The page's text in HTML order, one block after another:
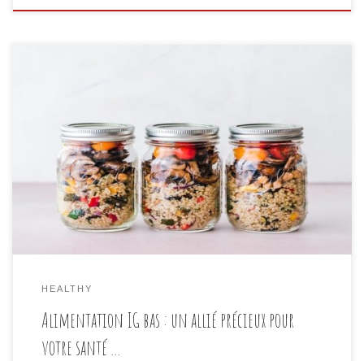
aujourd’hui comme une solution naturelle pour
améliorer sa santé, stabiliser son poids et prévenir
certaines pathologies chroniques. Que vous cherchiez
à réguler votre glycémie, à perdre du poids ou
simplement à adopter une alimentation plus
équilibrée, comprendre le […]
HEALTHY
Alimentation IG bas : un allié précieux pour
votre santé …